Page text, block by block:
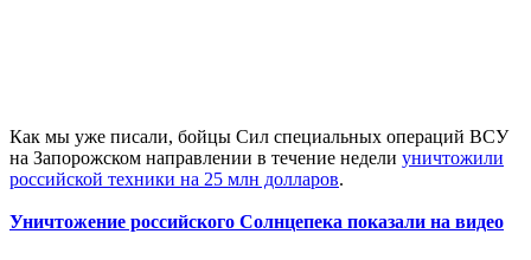
Как мы уже писали, бойцы Сил специальных операций ВСУ
на Запорожском направлении в течение недели уничтожили
российской техники на 25 млн долларов.
Уничтожение российского Солнцепека показали на видео